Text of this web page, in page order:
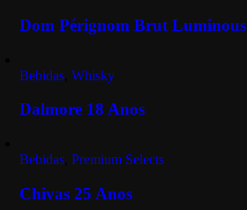
Dom Pérignom Brut Luminous
Bebidas Whisky
Dalmore 18 Anos
Bebidas Premium Selects
Chivas 25 Anos